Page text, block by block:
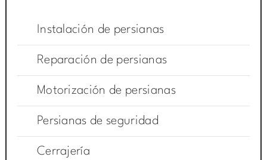
Instalación de persianas
Reparación de persianas
Motorización de persianas
Persianas de seguridad
Cerrajería